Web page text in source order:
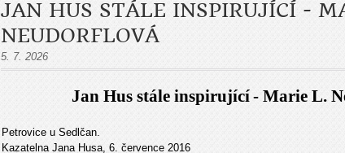
JAN HUS STÁLE INSPIRUJÍCÍ -
NEUDORFLOVÁ
5. 7. 2026
Jan Hus stále inspirující- Marie L.
Petrovice u Sedlčan.
Kazatelna Jana Husa, 6. července 2016